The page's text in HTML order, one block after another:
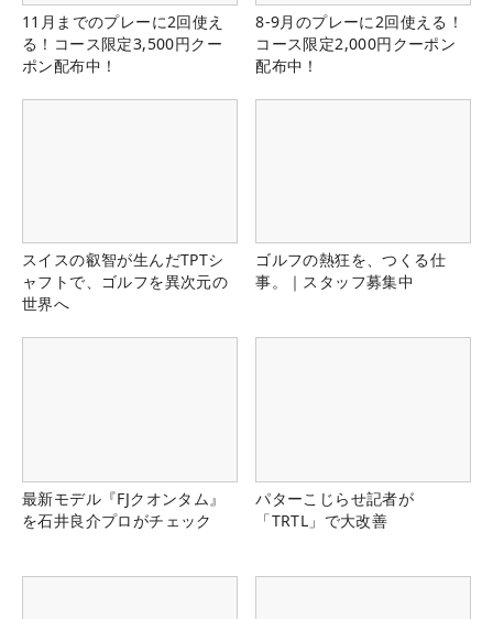
11月までのプレーに2回使え
る！コース限定3,500円クー
ポン配布中！
8-9月のプレーに2回使える！
コース限定2,000円クーポン
配布中！
スイスの叡智が生んだTPTシ
ャフトで、ゴルフを異次元の
世界へ
ゴルフの熱狂を、つくる仕
事。｜スタッフ募集中
最新モデル『FJクオンタム』
を石井良介プロがチェック
パターこじらせ記者が
「TRTL」で大改善